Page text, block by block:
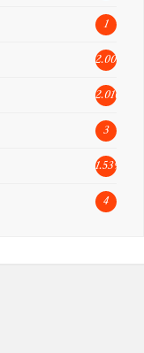
1
2.005
2.010
3
1.539
4